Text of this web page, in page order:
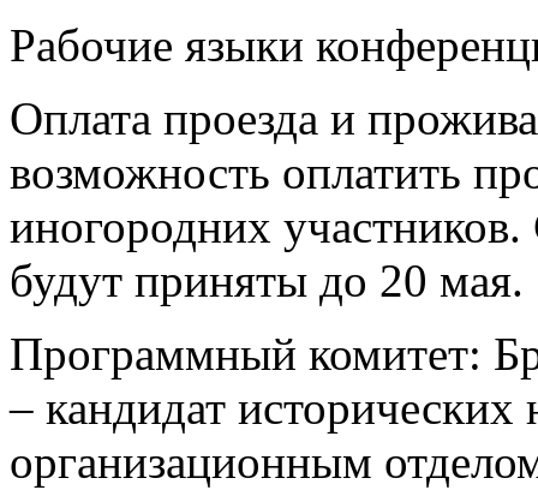
Рабочие языки
Оплата проезда и
возможность оплатить
иногородних
будут приняты до 20 мая.
Программный комитет:
– кандидат
организационным